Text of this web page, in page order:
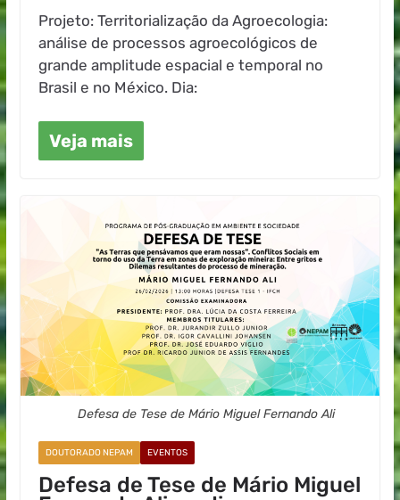
Projeto: Territorialização da Agroecologia:
análise de processos agroecológicos de
grande amplitude espacial e temporal no
Brasil e no México. Dia:
Veja mais
Defesa de Tese de Mário Miguel Fernando Ali
DOUTORADO NEPAM EVENTOS
Defesa de Tese de Mário Miguel